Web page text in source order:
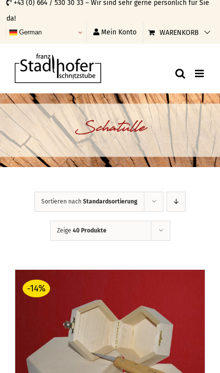
Skip
to
content
+43 (0) 664 / 530 30 33 – Wir sind sehr gerne persönlich für Sie
da!
German Mein Konto WARENKORB
Schatulle
Sortieren nach Standardsortierung
Zeige 40 Produkte
-14%